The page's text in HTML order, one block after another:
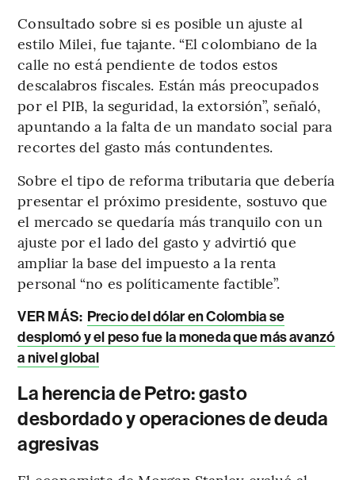
Consultado sobre si es posible un ajuste al
estilo Milei, fue tajante. “El colombiano de la
calle no está pendiente de todos estos
descalabros fiscales. Están más preocupados
por el PIB, la seguridad, la extorsión”, señaló,
apuntando a la falta de un mandato social para
recortes del gasto más contundentes.
Sobre el tipo de reforma tributaria que debería
presentar el próximo presidente, sostuvo que
el mercado se quedaría más tranquilo con un
ajuste por el lado del gasto y advirtió que
ampliar la base del impuesto a la renta
personal “no es políticamente factible”.
VER MÁS: Precio del dólar en Colombia se
desplomó y el peso fue la moneda que más avanzó
a nivel global
La herencia de Petro: gasto
desbordado y operaciones de deuda
agresivas